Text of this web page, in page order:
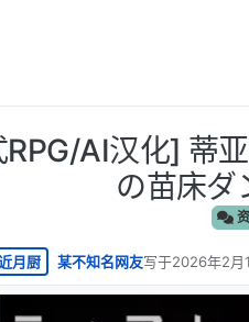
AI汉化] 蒂
の苗床ダ
月厨 某不知名网友写于2026年2月
最后由 编辑